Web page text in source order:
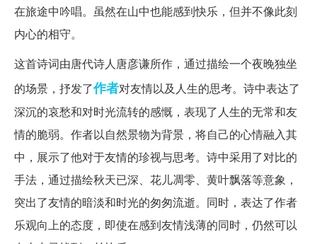
在旅途中吟唱。虽然在山中也能感到快乐，但并不像此刻
内心的相守。
这首诗词由唐代诗人唐彦谦所作，通过描绘一个夜晚独坐
的场景，抒发了作者对友情以及人生的思考。诗中表达了
深沉的哀愁和对时光流转的感慨，表现了人生的无常和友
情的脆弱。作者以自然景物为背景，将自己的心情融入其
中，展示了他对于友情的珍视与思考。诗中采用了对比的
手法，通过描绘秋天已深、花儿凋零、黄叶飘落等意象，
突出了友情的暗淡和时光的匆匆流逝。同时，表达了作者
乐观向上的态度，即使在感到友情浅薄的同时，仍然可以